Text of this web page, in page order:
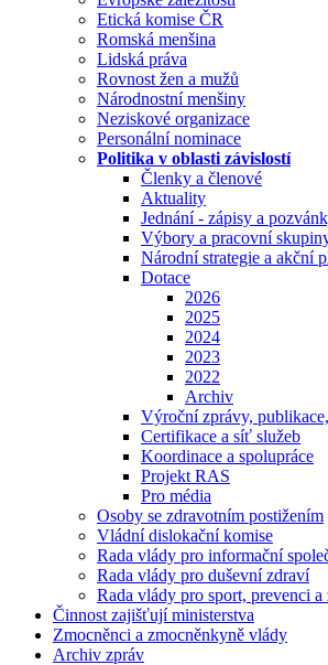
Etická komise ČR
Romská menšina
Lidská práva
Rovnost žen a mužů
Národnostní menšiny
Neziskové organizace
Personální nominace
Politika v oblasti závislostí
Členky a členové
Aktuality
Jednání - zápisy a
Výbory a pracovní
Národní strategie a akční
Dotace
2026
2025
2024
2023
2022
Archiv
Výroční zprávy,
Certifikace a síť služeb
Koordinace a spolupráce
Projekt RAS
Pro média
Osoby se zdravotním postižením
Vládní dislokační komise
Rada vlády pro informační
Rada vlády pro duševní zdraví
Rada vlády pro sport, prevenci a
Činnost zajišťují ministerstva
Zmocněnci a zmocněnkyně vlády
Archiv zpráv